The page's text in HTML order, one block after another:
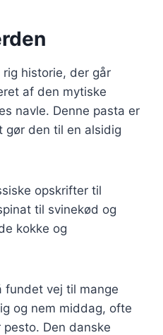
historie, der går
af den mytiske
navle. Denne pasta er
den til en alsidig
opskrifter til
til svinekød og
kokke og
fundet vej til mange
og nem middag, ofte
Den danske